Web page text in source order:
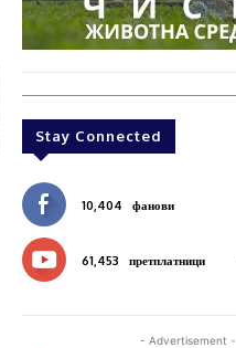
Stay Connected
10,404 фанови
61,453 претплатници
- Advertisement -